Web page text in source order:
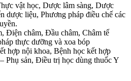
vật học, Dược lâm sàng, Dược
dược liệu, Phương pháp điều chế các
Điện châm, Đầu châm, Châm tế
thực dưỡng và xoa bóp
hợp nội khoa, Bệnh học kết hợp
Phụ sản, Điều trị học dùng thuốc Y